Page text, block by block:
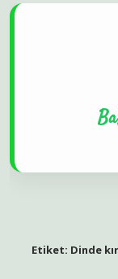
Etiket: Dinde